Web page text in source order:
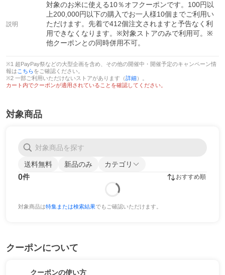
説明
対象のお米に使える10％オフクーポンです。100円以
上200,000円以下の購入でお一人様10個までご利用い
ただけます。先着で412個注文されますと予告なく利
用できなくなります。※対象ストアのみで利用可。※
他クーポンとの同時併用不可。
※1 超PayPay祭などの大型企画を含め、その他の開催中・開催予定のキャンペーン情
報は こちらをご確認ください。
※2 一部ご利用いただけないストアがあります（詳細）。
カート内でクーポンが適用されていることを確認してください。
対象商品
送料無料 新品のみ カテゴリ
0件 おすすめ順
対象商品は特集または検索結果でもご確認いただけます。
クーポンについて
クーポンの使い方